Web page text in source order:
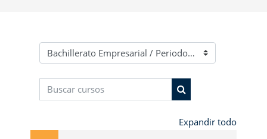
Categorías
Buscar cursos
Buscar cursos
Expandir todo